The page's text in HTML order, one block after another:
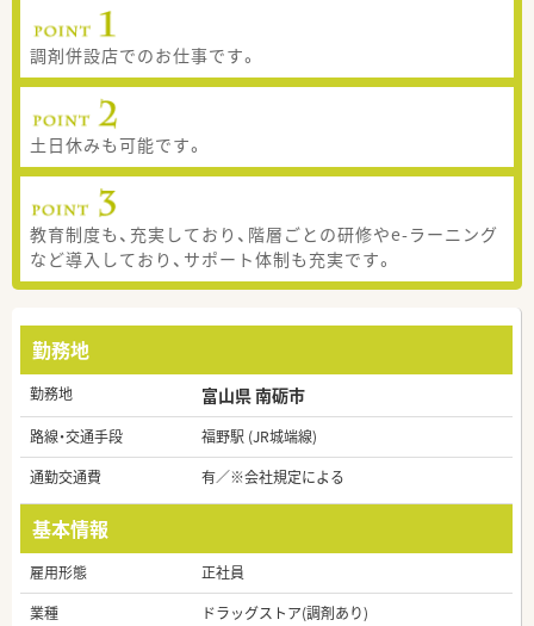
調剤併設店でのお仕事です。
土日休みも可能です。
教育制度も、充実しており、階層ごとの研修やe-ラーニング
など導入しており、サポート体制も充実です。
勤務地
勤務地 富山県 南砺市
路線・交通手段
福野駅 (JR城端線)
通勤交通費
有／※会社規定による
基本情報
雇用形態
正社員
業種
ドラッグストア(調剤あり)